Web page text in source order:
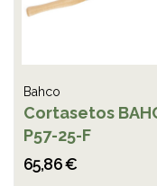
Bahco
Cortasetos
P57-25-F
65,86 €